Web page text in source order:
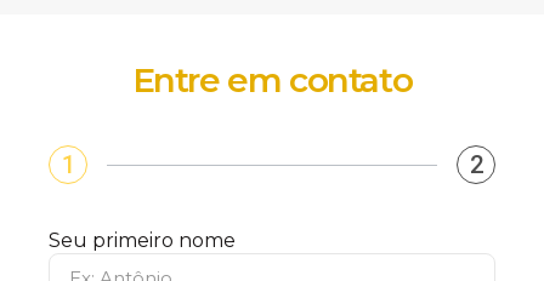
Entre em contato
1 2
Seu primeiro nome